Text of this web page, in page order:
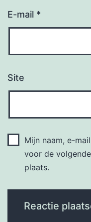
E-mail *
Site
Mijn naam, e-
voor de
plaats.